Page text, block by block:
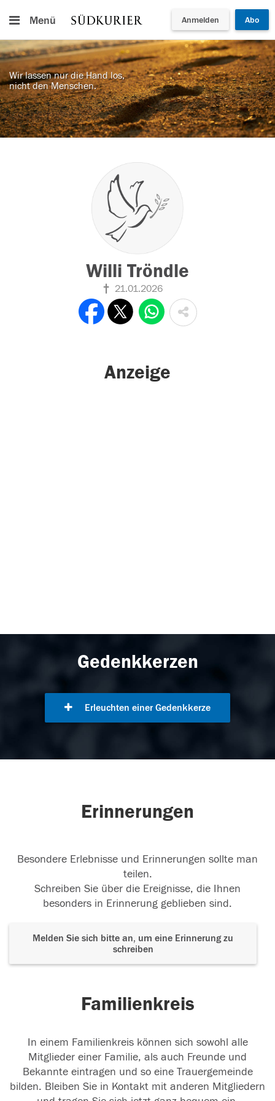
Menü Anmelden Abo
Wir lassen nur die Hand los,
nicht den Menschen.
Willi Tröndle
21.01.2026
Anzeige
Gedenkkerzen
Erleuchten einer Gedenkkerze
Erinnerungen
Besondere Erlebnisse und Erinnerungen sollte man
teilen.
Schreiben Sie über die Ereignisse, die Ihnen
besonders in Erinnerung geblieben sind.
Melden Sie sich bitte an, um eine Erinnerung zu
schreiben
Familienkreis
In einem Familienkreis können sich sowohl alle
Mitglieder einer Familie, als auch Freunde und
Bekannte eintragen und so eine Trauergemeinde
bilden. Bleiben Sie in Kontakt mit anderen Mitgliedern